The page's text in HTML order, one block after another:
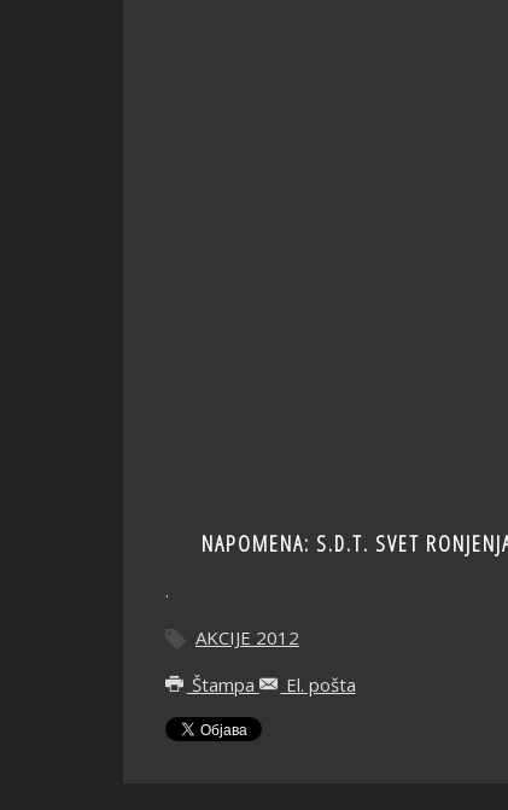
NAPOMENA: S.D.T. SVET
.
AKCIJE 2012
Štampa
El. pošta